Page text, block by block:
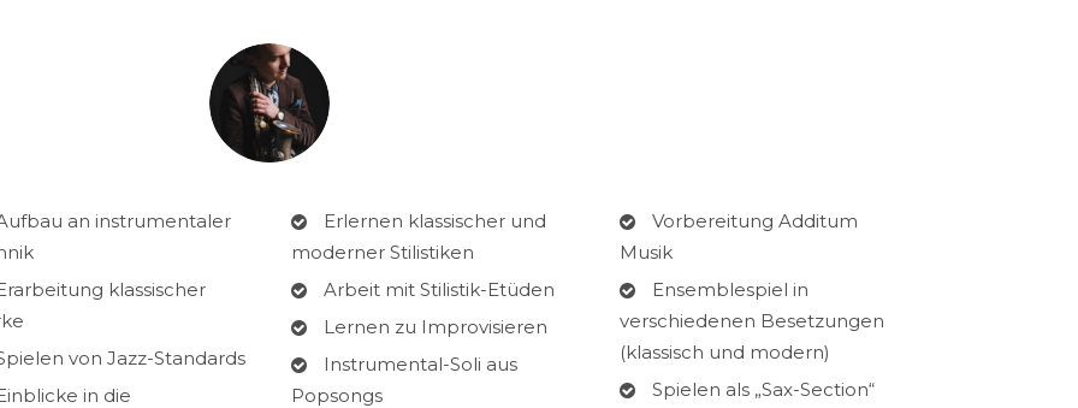
an instrumentaler
klassischer
von Jazz-Standards
in die
Erlernen klassischer und
moderner Stilistiken
Arbeit mit Stilistik-Etüden
Lernen zu Improvisieren
Instrumental-Soli aus
Popsongs
Vorbereitung Additum
Musik
Ensemblespiel in
verschiedenen Besetzungen
(klassisch und modern)
Spielen als „Sax-Section“